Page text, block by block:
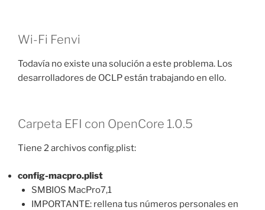
Wi-Fi Fenvi
Todavía no existe una solución a este problema. Los
desarrolladores de OCLP están trabajando en ello.
Carpeta EFI con OpenCore 1.0.5
Tiene 2 archivos config.plist:
config-macpro.plist
SMBIOS MacPro7,1
IMPORTANTE: rellena tus números personales en